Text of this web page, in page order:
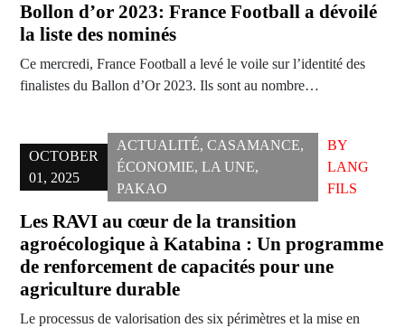
Bollon d’or 2023: France Football a dévoilé
la liste des nominés
Ce mercredi, France Football a levé le voile sur l’identité des
finalistes du Ballon d’Or 2023. Ils sont au nombre…
OCTOBER
01, 2025
ACTUALITÉ, CASAMANCE,
ÉCONOMIE, LA UNE,
PAKAO
BY
LANG
FILS
Les RAVI au cœur de la transition
agroécologique à Katabina : Un programme
de renforcement de capacités pour une
agriculture durable
Le processus de valorisation des six périmètres et la mise en